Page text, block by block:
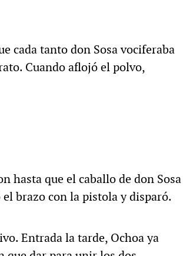
cada tanto don Sosa vociferaba
Cuando aflojó el polvo,
hasta que el caballo de don Sosa
brazo con la pistola y disparó.
Entrada la tarde, Ochoa ya